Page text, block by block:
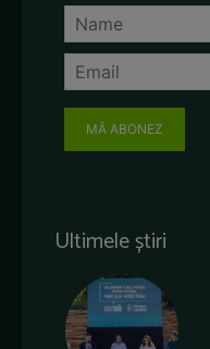
MĂ ABONEZ
Ultimele știri